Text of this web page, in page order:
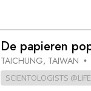
De papieren
TAICHUNG, TAIWAN •
SCIENTOLOGISTS @LIFE